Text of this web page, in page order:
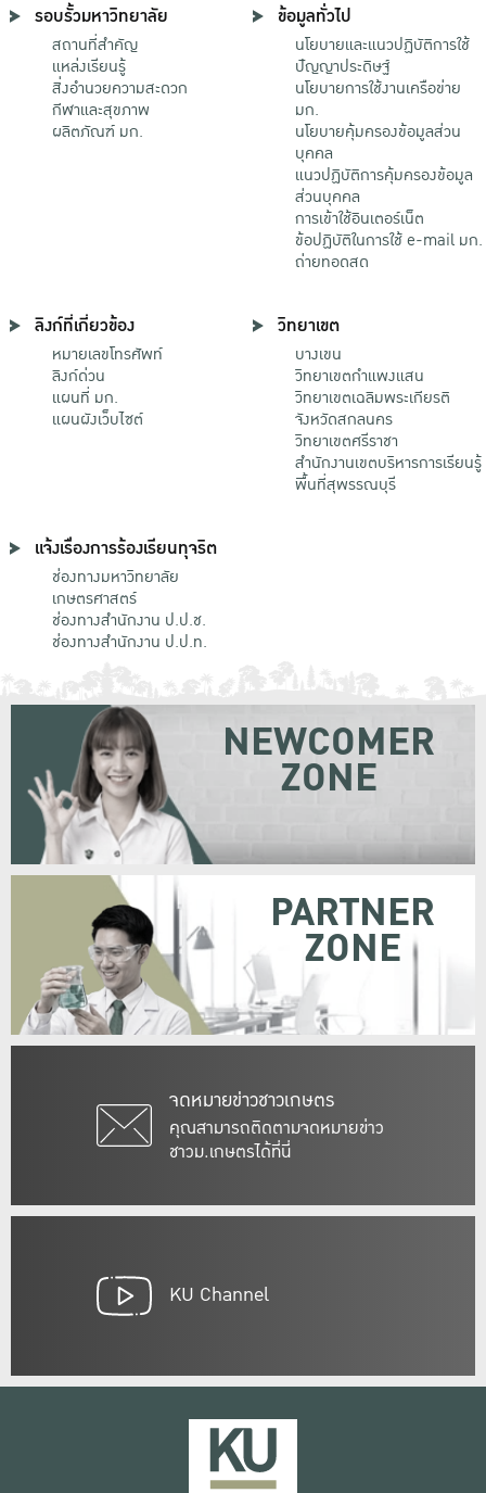
รอบรั้วมหาวิทยาลัย
สถานที่สำคัญ
แหล่งเรียนรู้
สิ่งอำนวยความสะดวก
กีฬาและสุขภาพ
ผลิตภัณฑ์ มก.
ข้อมูลทั่วไป
นโยบายและแนวปฏิบัติการใช้
ปัญญาประดิษฐ์
นโยบายการใช้งานเครือข่าย
มก.
นโยบายคุ้มครองข้อมูลส่วน
บุคคล
แนวปฏิบัติการคุ้มครองข้อมูล
ส่วนบุคคล
การเข้าใช้อินเตอร์เน็ต
ข้อปฏิบัติในการใช้ e-mail มก.
ถ่ายทอดสด
ลิงก์ที่เกี่ยวข้อง
หมายเลขโทรศัพท์
ลิงก์ด่วน
แผนที่ มก.
แผนผังเว็บไซต์
วิทยาเขต
บางเขน
วิทยาเขตกําแพงแสน
วิทยาเขตเฉลิมพระเกียรติ
จังหวัดสกลนคร
วิทยาเขตศรีราชา
สำนักงานเขตบริหารการเรียนรู้
พื้นที่สุพรรณบุรี
แจ้งเรื่องการร้องเรียนทุจริต
ช่องทางมหาวิทยาลัย
เกษตรศาสตร์
ช่องทางสำนักงาน ป.ป.ช.
ช่องทางสำนักงาน ป.ป.ท.
จดหมายข่าวชาวเกษตร
คุณสามารถติดตามจดหมายข่าว
ชาวม.เกษตรได้ที่นี่
NEWCOMER
ZONE
PARTNER
ZONE
KU Channel